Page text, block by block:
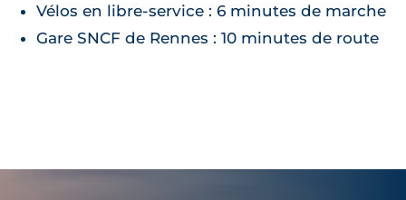
Vélos en libre-service : 6 minutes de marche
Gare SNCF de Rennes : 10 minutes de route